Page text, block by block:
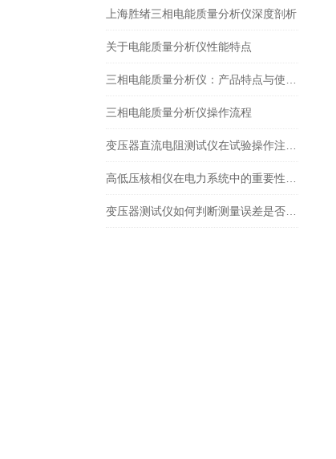
上海胜绪三相电能质量分析仪深度剖析
关于电能质量分析仪性能特点
三相电能质量分析仪操作流程